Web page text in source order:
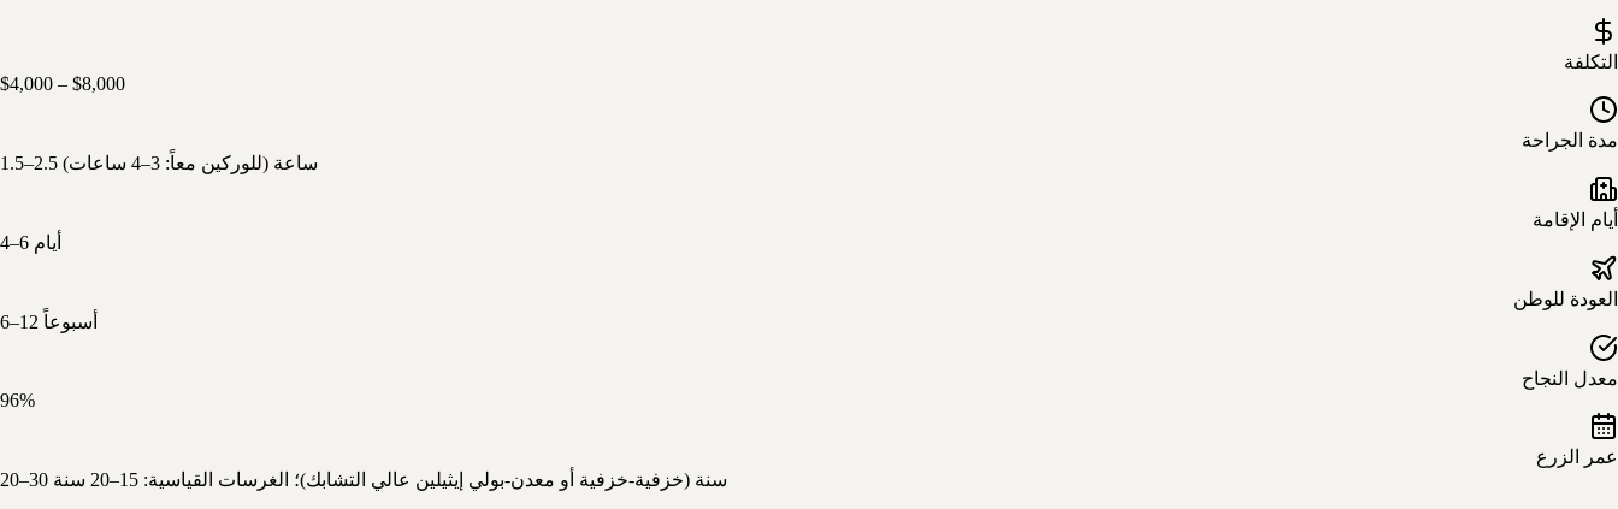
التكلفة
$4,000 – $8,000
مدة الجراحة
1.5–2.5 ساعة (للوركين معاً: 3–4 ساعات)
أيام الإقامة
4–6 أيام
العودة للوطن
6–12 أسبوعاً
معدل النجاح
96%
عمر الزرع
20–30 سنة (خزفية-خزفية أو معدن-بولي إيثيلين عالي التشابك)؛ الغرسات القياسية: 15–20 سنة